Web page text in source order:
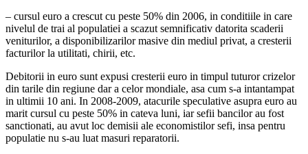
– cursul euro a crescut cu peste 50% din 2006, in conditiile in care
nivelul de trai al populatiei a scazut semnificativ datorita scaderii
veniturilor, a disponibilizarilor masive din mediul privat, a cresterii
facturilor la utilitati, chirii, etc.
Debitorii in euro sunt expusi cresterii euro in timpul tuturor crizelor
din tarile din regiune dar a celor mondiale, asa cum s-a intantampat
in ultimii 10 ani. In 2008-2009, atacurile speculative asupra euro au
marit cursul cu peste 50% in cateva luni, iar sefii bancilor au fost
sanctionati, au avut loc demisii ale economistilor sefi, insa pentru
populatie nu s-au luat masuri reparatorii.